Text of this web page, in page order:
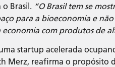
Brasil. “O Brasil tem se
para a bioeconomia e
com produtos de
uma startup acelerada
Merz, reafirma o